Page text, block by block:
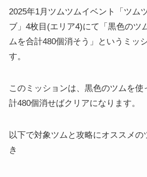
2025年1月ツムツムイベント「ツム
ブ」4枚目(エリア4)にて「黒色のツ
ムを合計480個消そう」というミッ
す。
このミッションは、黒色のツムを使
計480個消せばクリアになります。
以下で対象ツムと攻略にオススメの
き